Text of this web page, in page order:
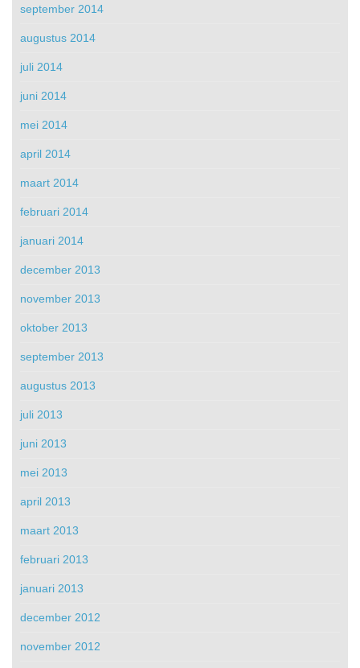
september 2014
augustus 2014
juli 2014
juni 2014
mei 2014
april 2014
maart 2014
februari 2014
januari 2014
december 2013
november 2013
oktober 2013
september 2013
augustus 2013
juli 2013
juni 2013
mei 2013
april 2013
maart 2013
februari 2013
januari 2013
december 2012
november 2012